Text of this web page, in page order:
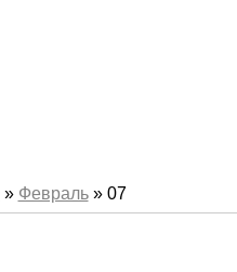
» Февраль » 07